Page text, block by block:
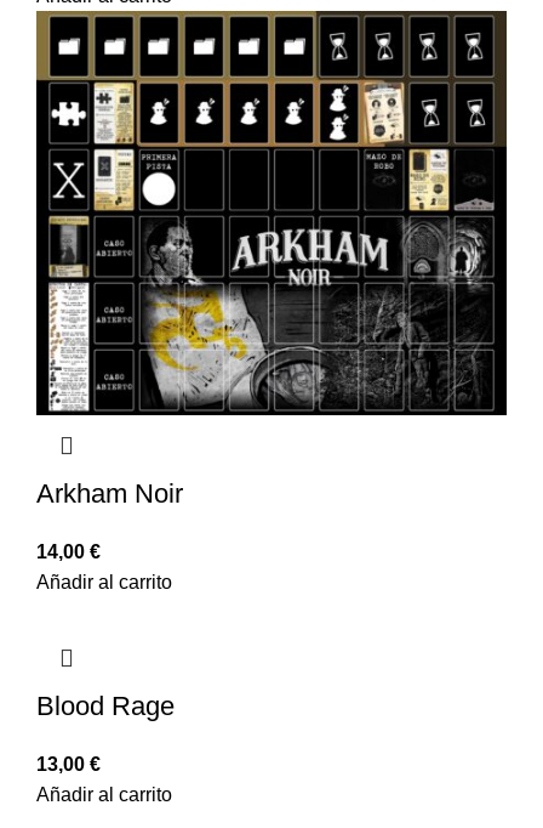
Arkham Noir
14,00 €
Añadir al carrito
Blood Rage
13,00 €
Añadir al carrito